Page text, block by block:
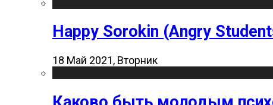
Happy Sorokin (Angry
18 Май 2021, Вторник